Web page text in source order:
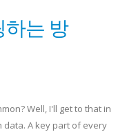
는 방
Well, I'll get to that in
data. A key part of every